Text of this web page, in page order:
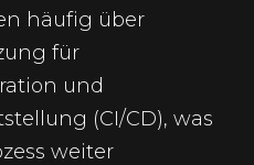
häufig über
für
und
(CI/CD), was
weiter